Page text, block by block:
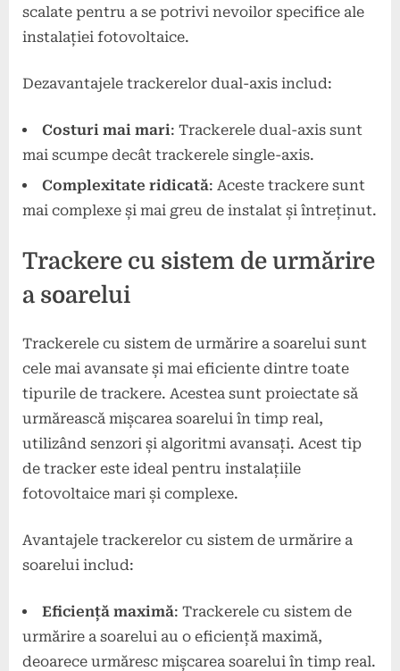
scalate pentru a se potrivi nevoilor specifice ale
instalației fotovoltaice.
Dezavantajele trackerelor dual-axis includ:
Costuri mai mari: Trackerele dual-axis sunt
mai scumpe decât trackerele single-axis.
Complexitate ridicată: Aceste trackere sunt
mai complexe și mai greu de instalat și întreținut.
Trackere cu sistem de urmărire
a soarelui
Trackerele cu sistem de urmărire a soarelui sunt
cele mai avansate și mai eficiente dintre toate
tipurile de trackere. Acestea sunt proiectate să
urmărească mișcarea soarelui în timp real,
utilizând senzori și algoritmi avansați. Acest tip
de tracker este ideal pentru instalațiile
fotovoltaice mari și complexe.
Avantajele trackerelor cu sistem de urmărire a
soarelui includ:
Eficiență maximă: Trackerele cu sistem de
urmărire a soarelui au o eficiență maximă,
deoarece urmăresc mișcarea soarelui în timp real.